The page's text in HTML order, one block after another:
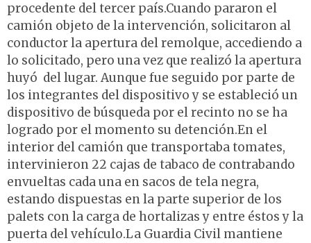
procedente del tercer país.Cuando pararon el
camión objeto de la intervención, solicitaron al
conductor la apertura del remolque, accediendo a
lo solicitado, pero una vez que realizó la apertura
huyó del lugar. Aunque fue seguido por parte de
los integrantes del dispositivo y se estableció un
dispositivo de búsqueda por el recinto no se ha
logrado por el momento su detención.En el
interior del camión que transportaba tomates,
intervinieron 22 cajas de tabaco de contrabando
envueltas cada una en sacos de tela negra,
estando dispuestas en la parte superior de los
palets con la carga de hortalizas y entre éstos y la
puerta del vehículo.La Guardia Civil mantiene